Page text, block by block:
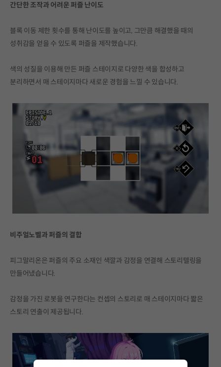
간단한 조작과 어려운 퍼즐 난이도
블록 이동 제한 횟수를 통해 난이도를 높이고, 그만큼 해결했을 때의
성취감을 얻을 수 있도록 퍼즐을 제작했습니다.
색의 성질을 이용해 만든 퍼즐 스테이지로 다양한 색을 합성하고
분리하면서 매 스테이지마다 새로운 경험을 느낄 수 있습니다.
비주얼노벨과 퍼즐의 결합
피그말리온은 퍼즐의 주요 소재인 색깔과 감정을 연결해 스토리텔링을
만들어냈습니다.
감정을 가진 로봇을 연구한다는 컨셉의 스토리로 매 스테이지마다 짧은
스토리 연출이 제공됩니다.